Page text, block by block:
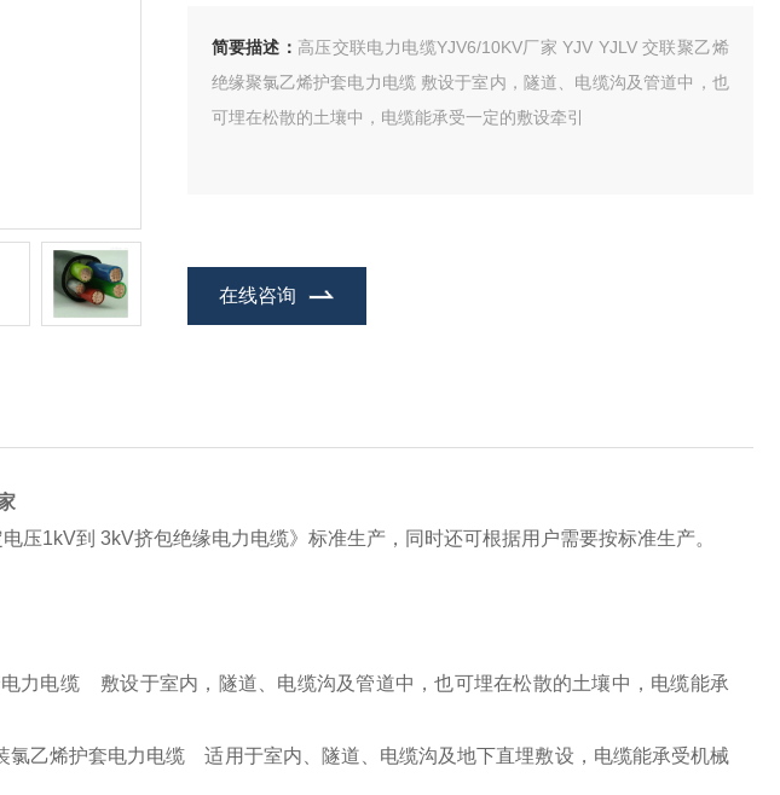
简要描述： 高压交联电力电缆YJV6/10KV厂家 YJV YJLV 交联聚乙烯
绝缘聚氯乙烯护套电力电缆 敷设于室内，隧道、电缆沟及管道中，也
可埋在松散的土壤中，电缆能承受一定的敷设牵引
在线咨询
压1kV到 3kV挤包绝缘电力电缆》标准生产，同时还可根据用户需要按标准生产。
电缆 敷设于室内，隧道、电缆沟及管道中，也可埋在松散的土壤中，电缆能承
乙烯护套电力电缆 适用于室内、隧道、电缆沟及地下直埋敷设，电缆能承受机械